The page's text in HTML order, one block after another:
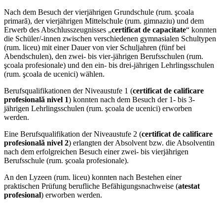
Nach dem Besuch der vierjährigen Grundschule (rum. şcoala
primară), der vierjährigen Mittelschule (rum. gimnaziu) und dem
Erwerb des Abschlusszeugnisses „certificat de capacitate“ konnten
die Schüler/-innen zwischen verschiedenen gymnasialen Schultypen
(rum. liceu) mit einer Dauer von vier Schuljahren (fünf bei
Abendschulen), den zwei- bis vier-jährigen Berufsschulen (rum.
şcoala profesionale) und den ein- bis drei-jährigen Lehrlingsschulen
(rum. şcoala de ucenici) wählen.
Berufsqualifikationen der Niveaustufe 1 (certificat de calificare
profesională nivel 1) konnten nach dem Besuch der 1- bis 3-
jährigen Lehrlingsschulen (rum. şcoala de ucenici) erworben
werden.
Eine Berufsqualifikation der Niveaustufe 2 (certificat de calificare
profesională nivel 2) erlangten der Absolvent bzw. die Absolventin
nach dem erfolgreichen Besuch einer zwei- bis vierjährigen
Berufsschule (rum. şcoala profesionale).
An den Lyzeen (rum. liceu) konnten nach Bestehen einer
praktischen Prüfung berufliche Befähigungsnachweise (atestat
profesional) erworben werden.